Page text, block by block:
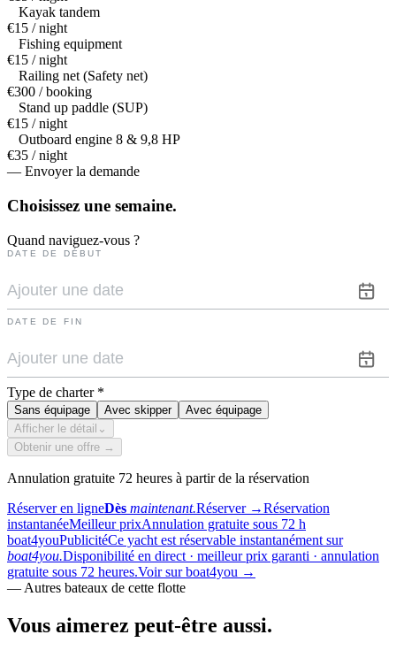
Kayak tandem
€15 / night
Fishing equipment
€15 / night
Railing net (Safety net)
€300 / booking
Stand up paddle (SUP)
€15 / night
Outboard engine 8 & 9,8 HP
€35 / night
— Envoyer la demande
Choisissez une semaine.
Quand naviguez-vous ?
DATE DE DÉBUT
DATE DE FIN
Type de charter *
Sans équipage Avec skipper
Avec équipage
Afficher le détail ⌄
Obtenir une offre →
Annulation gratuite 72 heures à partir de la réservation
Réserver en ligneDès maintenant.Réserver →Réservation
instantanéeMeilleur prixAnnulation gratuite sous 72 h
boat4youPublicitéCe yacht est réservable instantanément sur
boat4you.Disponibilité en direct · meilleur prix garanti · annulation
gratuite sous 72 heures.Voir sur boat4you →
— Autres bateaux de cette flotte
Vous aimerez peut-être aussi.